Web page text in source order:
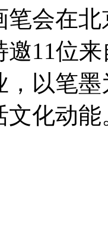
笔会在
11位
，以笔
文化动